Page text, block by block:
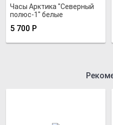
Часы Арктика "Северный
полюс-1" белые
5 700 Р